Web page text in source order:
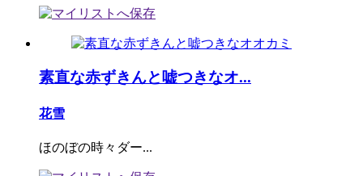
素直な赤ずきんと嘘つきなオ...
花雪
ほのぼの時々ダー...